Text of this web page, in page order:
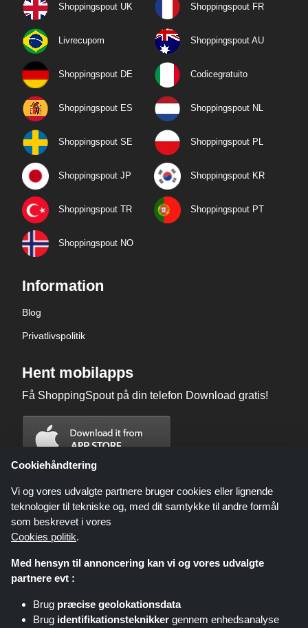
Shoppingspout UK Shoppingspout FR
Livrecupom Shoppingspout AU
Shoppingspout DE Codicegratuito
Shoppingspout ES Shoppingspout NL
Shoppingspout SE Shoppingspout PL
Shoppingspout JP Shoppingspout KR
Shoppingspout TR Shoppingspout PT
Shoppingspout NO
Information
Blog
Privatlivspolitik
Hent mobilapps
Få ShoppingSpout på din telefon Download gratis!
Shoppingspout.com/dk eller dets personale er ikke involveret, når du
foretager et køb via disse links, Shoppingspout.com/dk optjener kun
Cookiehåndtering
Vi og vores udvalgte partnere bruger cookies eller lignende
teknologier til tekniske og, med dit samtykke til andre formål
som beskrevet i vores
Cookies politik.
Med hensyn til annoncering kan vi og vores udvalgte
partnere evt :
Brug præcise geolokationsdata
Brug identifikationsteknikker gennem enhedsanalyse